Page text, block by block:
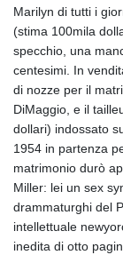
Marilyn di tutti i
(stima 100mila
specchio, una
centesimi. In
di nozze per il
DiMaggio, e il
dollari) indossato
1954 in partenza
matrimonio durò
Miller: lei un sex
drammaturghi del
intellettuale
inedita di otto